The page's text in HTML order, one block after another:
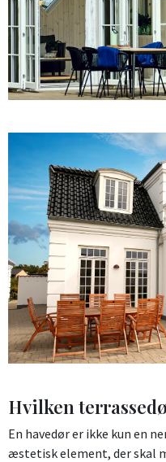
Hvilken
En havedør er ikke kun en
æstetisk element, der skal